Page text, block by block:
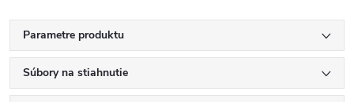
Parametre produktu
Súbory na stiahnutie